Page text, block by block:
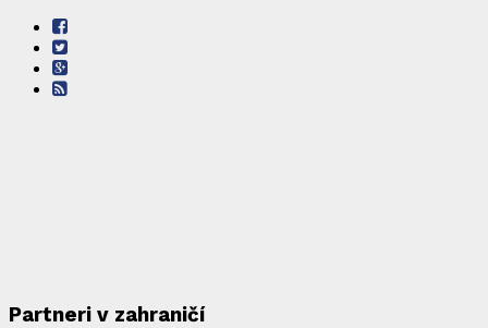
Partneri v zahraničí